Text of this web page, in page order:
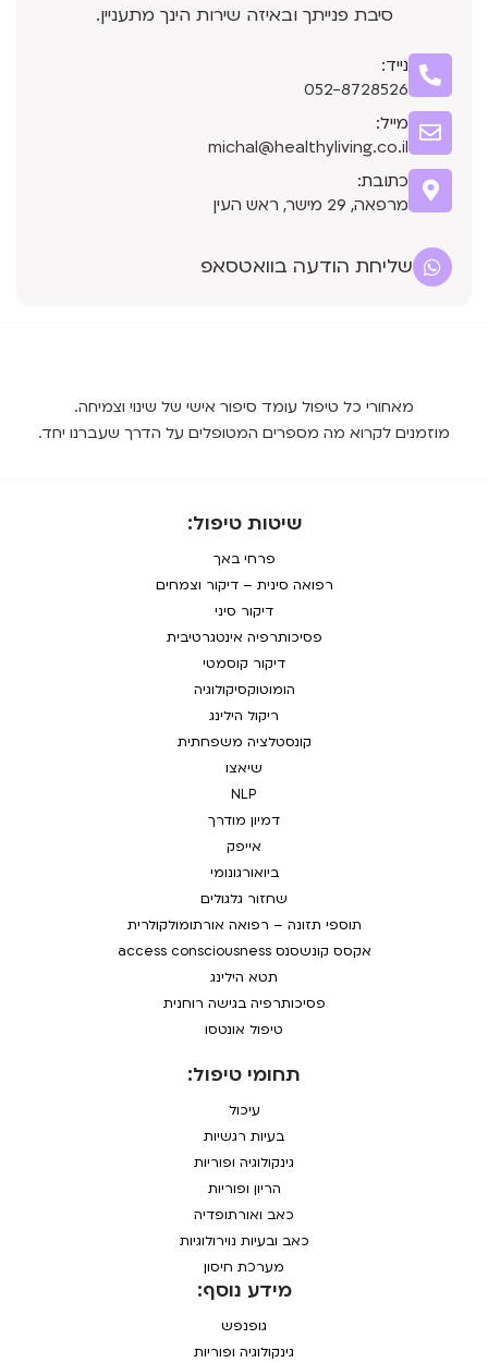
סיבת פנייתך ובאיזה שירות הינך מתעניין.
נייד:
052-8728526
מייל:
michal@healthyliving.co.il
כתובת:
מרפאה, 29 מישר, ראש העין
שליחת הודעה בוואטסאפ
מאחורי כל טיפול עומד סיפור אישי של שינוי וצמיחה.
מוזמנים לקרוא מה מספרים המטופלים על הדרך שעברנו יחד.
תחומי טיפול:
עיכול
בעיות רגשיות
גינקולוגיה ופוריות
הריון ופוריות
כאב ואורתופדיה
כאב ובעיות נוירולוגיות
מערכת חיסון
מידע נוסף:
גופנפש
גינקולוגיה ופוריות
שיטות טיפול:
פרחי באך
רפואה סינית – דיקור וצמחים
דיקור סיני
פסיכותרפיה אינטגרטיבית
דיקור קוסמטי
הומוטוקסיקולוגיה
ריקול הילינג
קונסטלציה משפחתית
שיאצו
NLP
דמיון מודרך
אייפק
ביואורגונומי
שחזור גלגולים
תוספי תזונה – רפואה אורתומולקולרית
אקסס קונשסנס access consciousness
תטא הילינג
פסיכותרפיה בגישה רוחנית
טיפול אונטסו